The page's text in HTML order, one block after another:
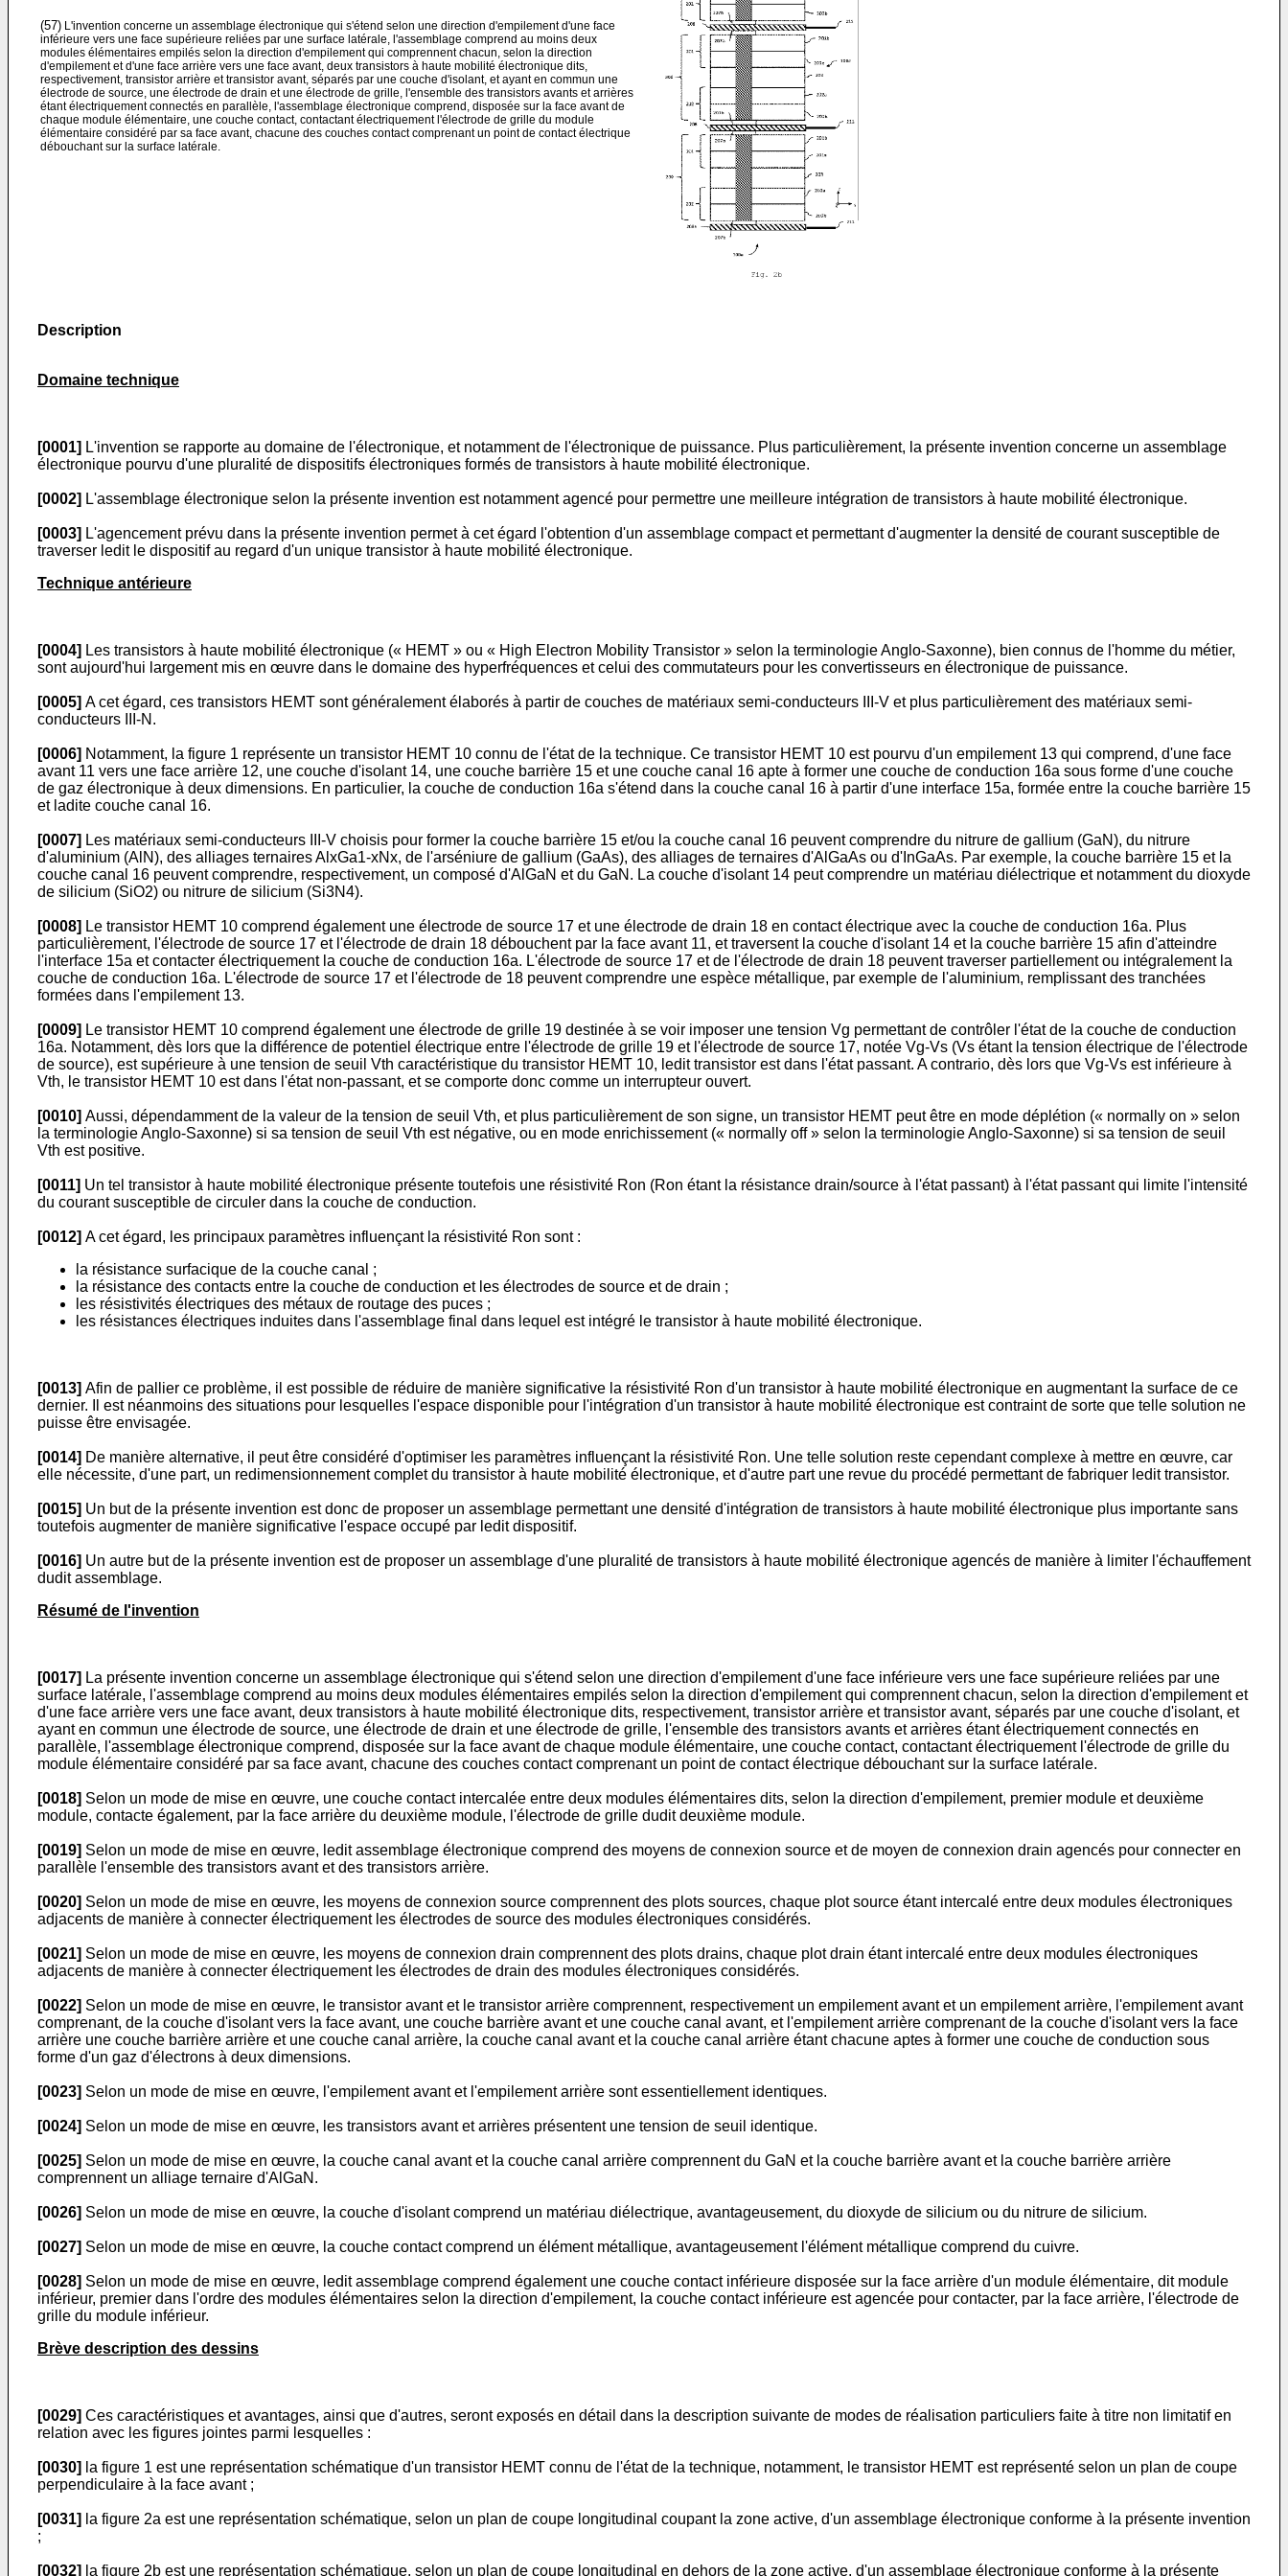
(57) L'invention concerne un assemblage électronique qui s'étend selon une direction d'empilement d'une face
inférieure vers une face supérieure reliées par une surface latérale, l'assemblage comprend au moins deux
modules élémentaires empilés selon la direction d'empilement qui comprennent chacun, selon la direction
d'empilement et d'une face arrière vers une face avant, deux transistors à haute mobilité électronique dits,
respectivement, transistor arrière et transistor avant, séparés par une couche d'isolant, et ayant en commun une
électrode de source, une électrode de drain et une électrode de grille, l'ensemble des transistors avants et arrières
étant électriquement connectés en parallèle, l'assemblage électronique comprend, disposée sur la face avant de
chaque module élémentaire, une couche contact, contactant électriquement l'électrode de grille du module
élémentaire considéré par sa face avant, chacune des couches contact comprenant un point de contact électrique
débouchant sur la surface latérale.
Description
Domaine technique
[0001] L'invention se rapporte au domaine de l'électronique, et notamment de l'électronique de puissance. Plus particulièrement, la présente invention concerne un assemblage
électronique pourvu d'une pluralité de dispositifs électroniques formés de transistors à haute mobilité électronique.
[0002] L'assemblage électronique selon la présente invention est notamment agencé pour permettre une meilleure intégration de transistors à haute mobilité électronique.
[0003] L'agencement prévu dans la présente invention permet à cet égard l'obtention d'un assemblage compact et permettant d'augmenter la densité de courant susceptible de
traverser ledit le dispositif au regard d'un unique transistor à haute mobilité électronique.
Technique antérieure
[0004] Les transistors à haute mobilité électronique (« HEMT » ou « High Electron Mobility Transistor » selon la terminologie Anglo-Saxonne), bien connus de l'homme du métier,
sont aujourd'hui largement mis en œuvre dans le domaine des hyperfréquences et celui des commutateurs pour les convertisseurs en électronique de puissance.
[0005] A cet égard, ces transistors HEMT sont généralement élaborés à partir de couches de matériaux semi-conducteurs III-V et plus particulièrement des matériaux semi-
conducteurs III-N.
[0006] Notamment, la figure 1 représente un transistor HEMT 10 connu de l'état de la technique. Ce transistor HEMT 10 est pourvu d'un empilement 13 qui comprend, d'une face
avant 11 vers une face arrière 12, une couche d'isolant 14, une couche barrière 15 et une couche canal 16 apte à former une couche de conduction 16a sous forme d'une couche
de gaz électronique à deux dimensions. En particulier, la couche de conduction 16a s'étend dans la couche canal 16 à partir d'une interface 15a, formée entre la couche barrière 15
et ladite couche canal 16.
[0007] Les matériaux semi-conducteurs III-V choisis pour former la couche barrière 15 et/ou la couche canal 16 peuvent comprendre du nitrure de gallium (GaN), du nitrure
d'aluminium (AlN), des alliages ternaires AlxGa1-xNx, de l'arséniure de gallium (GaAs), des alliages de ternaires d'AlGaAs ou d'InGaAs. Par exemple, la couche barrière 15 et la
couche canal 16 peuvent comprendre, respectivement, un composé d'AlGaN et du GaN. La couche d'isolant 14 peut comprendre un matériau diélectrique et notamment du dioxyde
de silicium (SiO2) ou nitrure de silicium (Si3N4).
[0008] Le transistor HEMT 10 comprend également une électrode de source 17 et une électrode de drain 18 en contact électrique avec la couche de conduction 16a. Plus
particulièrement, l'électrode de source 17 et l'électrode de drain 18 débouchent par la face avant 11, et traversent la couche d'isolant 14 et la couche barrière 15 afin d'atteindre
l'interface 15a et contacter électriquement la couche de conduction 16a. L'électrode de source 17 et de l'électrode de drain 18 peuvent traverser partiellement ou intégralement la
couche de conduction 16a. L'électrode de source 17 et l'électrode de 18 peuvent comprendre une espèce métallique, par exemple de l'aluminium, remplissant des tranchées
formées dans l'empilement 13.
[0009] Le transistor HEMT 10 comprend également une électrode de grille 19 destinée à se voir imposer une tension Vg permettant de contrôler l'état de la couche de conduction
16a. Notamment, dès lors que la différence de potentiel électrique entre l'électrode de grille 19 et l'électrode de source 17, notée Vg-Vs (Vs étant la tension électrique de l'électrode
de source), est supérieure à une tension de seuil Vth caractéristique du transistor HEMT 10, ledit transistor est dans l'état passant. A contrario, dès lors que Vg-Vs est inférieure à
Vth, le transistor HEMT 10 est dans l'état non-passant, et se comporte donc comme un interrupteur ouvert.
[0010] Aussi, dépendamment de la valeur de la tension de seuil Vth, et plus particulièrement de son signe, un transistor HEMT peut être en mode déplétion (« normally on » selon
la terminologie Anglo-Saxonne) si sa tension de seuil Vth est négative, ou en mode enrichissement (« normally off » selon la terminologie Anglo-Saxonne) si sa tension de seuil
Vth est positive.
[0011] Un tel transistor à haute mobilité électronique présente toutefois une résistivité Ron (Ron étant la résistance drain/source à l'état passant) à l'état passant qui limite l'intensité
du courant susceptible de circuler dans la couche de conduction.
[0012] A cet égard, les principaux paramètres influençant la résistivité Ron sont :
la résistance surfacique de la couche canal ;
la résistance des contacts entre la couche de conduction et les électrodes de source et de drain ;
les résistivités électriques des métaux de routage des puces ;
les résistances électriques induites dans l'assemblage final dans lequel est intégré le transistor à haute mobilité électronique.
[0013] Afin de pallier ce problème, il est possible de réduire de manière significative la résistivité Ron d'un transistor à haute mobilité électronique en augmentant la surface de ce
dernier. Il est néanmoins des situations pour lesquelles l'espace disponible pour l'intégration d'un transistor à haute mobilité électronique est contraint de sorte que telle solution ne
puisse être envisagée.
[0014] De manière alternative, il peut être considéré d'optimiser les paramètres influençant la résistivité Ron. Une telle solution reste cependant complexe à mettre en œuvre, car
elle nécessite, d'une part, un redimensionnement complet du transistor à haute mobilité électronique, et d'autre part une revue du procédé permettant de fabriquer ledit transistor.
[0015] Un but de la présente invention est donc de proposer un assemblage permettant une densité d'intégration de transistors à haute mobilité électronique plus importante sans
toutefois augmenter de manière significative l'espace occupé par ledit dispositif.
[0016] Un autre but de la présente invention est de proposer un assemblage d'une pluralité de transistors à haute mobilité électronique agencés de manière à limiter l'échauffement
dudit assemblage.
Résumé de l'invention
[0017] La présente invention concerne un assemblage électronique qui s'étend selon une direction d'empilement d'une face inférieure vers une face supérieure reliées par une
surface latérale, l'assemblage comprend au moins deux modules élémentaires empilés selon la direction d'empilement qui comprennent chacun, selon la direction d'empilement et
d'une face arrière vers une face avant, deux transistors à haute mobilité électronique dits, respectivement, transistor arrière et transistor avant, séparés par une couche d'isolant, et
ayant en commun une électrode de source, une électrode de drain et une électrode de grille, l'ensemble des transistors avants et arrières étant électriquement connectés en
parallèle, l'assemblage électronique comprend, disposée sur la face avant de chaque module élémentaire, une couche contact, contactant électriquement l'électrode de grille du
module élémentaire considéré par sa face avant, chacune des couches contact comprenant un point de contact électrique débouchant sur la surface latérale.
[0018] Selon un mode de mise en œuvre, une couche contact intercalée entre deux modules élémentaires dits, selon la direction d'empilement, premier module et deuxième
module, contacte également, par la face arrière du deuxième module, l'électrode de grille dudit deuxième module.
[0019] Selon un mode de mise en œuvre, ledit assemblage électronique comprend des moyens de connexion source et de moyen de connexion drain agencés pour connecter en
parallèle l'ensemble des transistors avant et des transistors arrière.
[0020] Selon un mode de mise en œuvre, les moyens de connexion source comprennent des plots sources, chaque plot source étant intercalé entre deux modules électroniques
adjacents de manière à connecter électriquement les électrodes de source des modules électroniques considérés.
[0021] Selon un mode de mise en œuvre, les moyens de connexion drain comprennent des plots drains, chaque plot drain étant intercalé entre deux modules électroniques
adjacents de manière à connecter électriquement les électrodes de drain des modules électroniques considérés.
[0022] Selon un mode de mise en œuvre, le transistor avant et le transistor arrière comprennent, respectivement un empilement avant et un empilement arrière, l'empilement avant
comprenant, de la couche d'isolant vers la face avant, une couche barrière avant et une couche canal avant, et l'empilement arrière comprenant de la couche d'isolant vers la face
arrière une couche barrière arrière et une couche canal arrière, la couche canal avant et la couche canal arrière étant chacune aptes à former une couche de conduction sous
forme d'un gaz d'électrons à deux dimensions.
[0023] Selon un mode de mise en œuvre, l'empilement avant et l'empilement arrière sont essentiellement identiques.
[0024] Selon un mode de mise en œuvre, les transistors avant et arrières présentent une tension de seuil identique.
[0025] Selon un mode de mise en œuvre, la couche canal avant et la couche canal arrière comprennent du GaN et la couche barrière avant et la couche barrière arrière
comprennent un alliage ternaire d'AlGaN.
[0026] Selon un mode de mise en œuvre, la couche d'isolant comprend un matériau diélectrique, avantageusement, du dioxyde de silicium ou du nitrure de silicium.
[0027] Selon un mode de mise en œuvre, la couche contact comprend un élément métallique, avantageusement l'élément métallique comprend du cuivre.
[0028] Selon un mode de mise en œuvre, ledit assemblage comprend également une couche contact inférieure disposée sur la face arrière d'un module élémentaire, dit module
inférieur, premier dans l'ordre des modules élémentaires selon la direction d'empilement, la couche contact inférieure est agencée pour contacter, par la face arrière, l'électrode de
grille du module inférieur.
Brève description des dessins
[0029] Ces caractéristiques et avantages, ainsi que d'autres, seront exposés en détail dans la description suivante de modes de réalisation particuliers faite à titre non limitatif en
relation avec les figures jointes parmi lesquelles :
[0030] la figure 1 est une représentation schématique d'un transistor HEMT connu de l'état de la technique, notamment, le transistor HEMT est représenté selon un plan de coupe
perpendiculaire à la face avant ;
[0031] la figure 2a est une représentation schématique, selon un plan de coupe longitudinal coupant la zone active, d'un assemblage électronique conforme à la présente invention
;
[0032] la figure 2b est une représentation schématique, selon un plan de coupe longitudinal en dehors de la zone active, d'un assemblage électronique conforme à la présente